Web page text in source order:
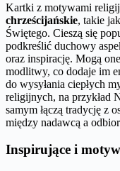
Kartki z motywami
chrześcijańskie, takie
Świętego. Cieszą się
podkreślić duchowy
oraz inspirację. Mogą
modlitwy, co dodaje im
do wysyłania ciepłych
religijnych, na przykład
samym łączą tradycję z
między nadawcą a
Inspirujące i